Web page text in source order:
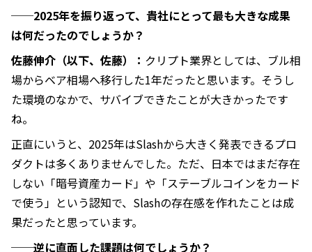
──2025年を振り返って、貴社にとって最も大きな成果
は何だったのでしょうか？
佐藤伸介（以下、佐藤）： クリプト業界としては、ブル相
場からベア相場へ移行した1年だったと思います。そうし
た環境のなかで、サバイブできたことが大きかったです
ね。
正直にいうと、2025年はSlashから大きく発表できるプロ
ダクトは多くありませんでした。ただ、日本ではまだ存在
しない「暗号資産カード」や「ステーブルコインをカード
で使う」という認知で、Slashの存在感を作れたことは成
果だったと思っています。
──逆に直面した課題は何でしょうか？